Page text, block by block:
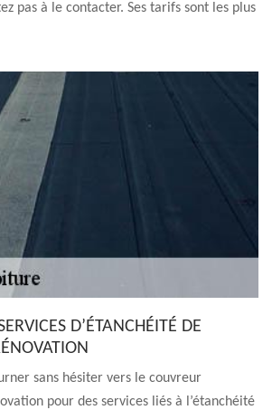
pas à le contacter. Ses tarifs sont les plus
D’ÉTANCHÉITÉ DE
sans hésiter vers le couvreur
pour des services liés à l’étanchéité